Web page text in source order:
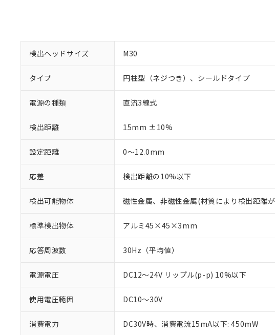
検出ヘッドサイズ M30
タイプ 円柱型（ネジつき）、シールドタイプ
電源の種類 直流3線式
検出距離 15mm ±10%
設定距離 0～12.0mm
応差 検出距離の10%以下
検出可能物体 磁性金属、非磁性金属(材質により検出距離
標準検出物体 アルミ45×45×3mm
応答周波数 30Hz（平均値）
電源電圧 DC12～24V リップル(p-p) 10%以下
使用電圧範囲 DC10～30V
消費電力 DC30V時、消費電流15mA以下: 450mW